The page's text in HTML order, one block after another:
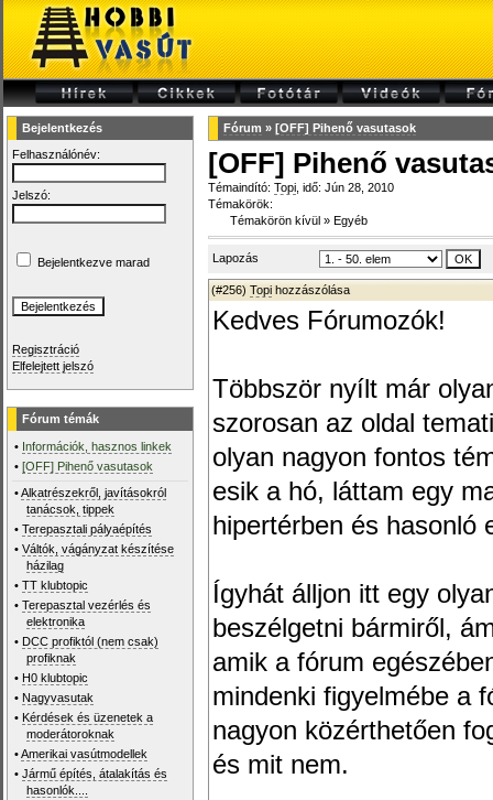
Bejelentkezés
Felhasználónév:
Jelszó:
Bejelentkezve marad
Regisztráció
Elfelejtett jelszó
Fórum témák
• Információk, hasznos linkek
•[OFF] Pihenő vasutasok
•Alkatrészekről, javításokról
tanácsok, tippek
•Terepasztali pályaépítés
•Váltók, vágányzat készítése
házilag
•TT klubtopic
•Terepasztal vezérlés és
elektronika
• DCC profiktól (nem csak)
profiknak
• H0 klubtopic
• Nagyvasutak
• Kérdések és üzenetek a
moderátoroknak
•Amerikai vasútmodellek
•Jármű építés, átalakítás és
hasonlók....
Fórum » [OFF] Pihenő vasutasok
[OFF] Pihenő
Témaindító: Topi , idő: Jún 28, 2010
Témakörök:
Témakörön kívül » Egyéb
Lapozás
(#256) Topi hozzászólása
Kedves Fórumozók!
Többször nyílt már
szorosan az oldal
olyan nagyon fontos
esik a hó, láttam egy
hipertérben és hasonló
Ígyhát álljon itt egy
beszélgetni bármiről,
amik a fórum
mindenki figyelmébe a
nagyon közérthetően
és mit nem.